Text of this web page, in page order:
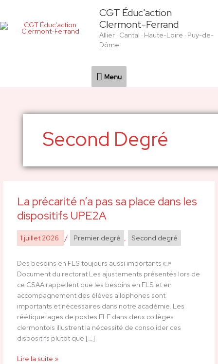
contenu
CGT Éduc'action
Clermont-Ferrand
Allier · Cantal · Haute-Loire · Puy-de-
Dôme
Menu
Menu
Second Degré
La précarité n’a pas sa place dans les
dispositifs UPE2A
1 juillet 2026 / Premier degré , Second degré
Des besoins en FLS toujours aussi importants 👉​
Document du rectorat Les ajustements présentés lors de
ce CSAA rappellent que les besoins en FLS et en
accompagnement des élèves allophones sont
importants et nécessaires dans notre académie. Les
réétiquetages de postes FLE dans deux collèges
clermontois illustrent la nécessité de consolider ces
dispositifs plutôt que […]
La
précarité
n’a
pas
sa
dans
les
dispositifs
UPE2A
Lire la suite »